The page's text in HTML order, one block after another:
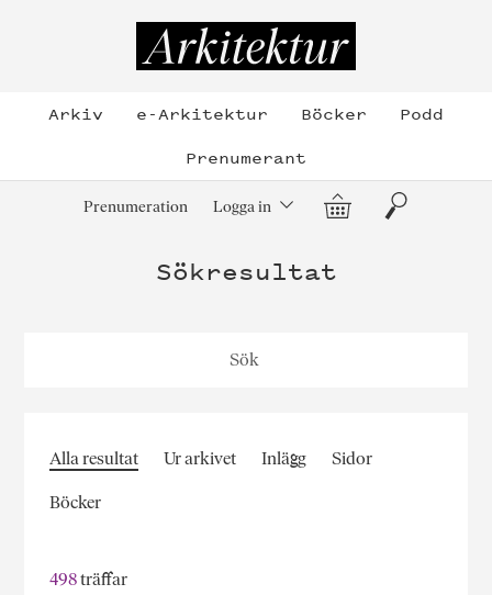
Arkiv e-Arkitektur Böcker
Podd
Prenumerant
Prenumeration Logga in Varukorg
Sök
Sökresultat
Alla resultat Ur arkivet Inlägg Sidor
Böcker
498träffar